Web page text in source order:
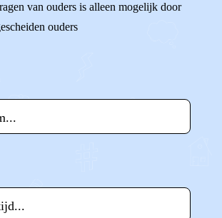
van ouders is alleen mogelijk door
ouders